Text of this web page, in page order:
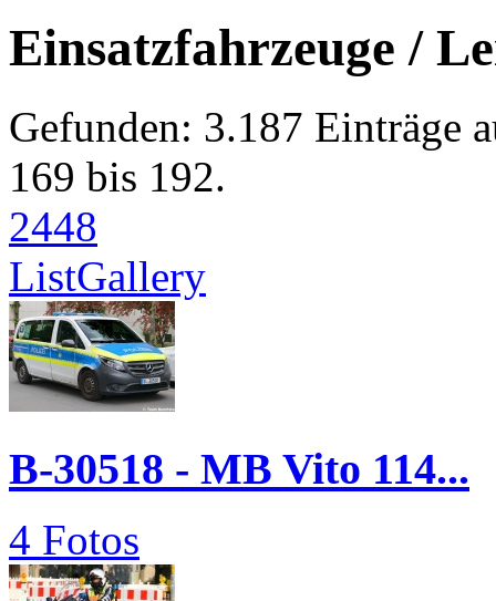
Einsatzfahrzeuge /
Gefunden: 3.187 Einträge
169 bis 192.
2448
ListGallery
B-30518 - MB Vito 114...
4 Fotos